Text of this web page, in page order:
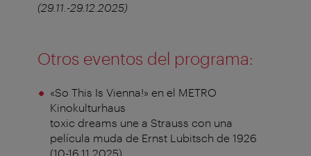
(29.11.-29.12.2025)
Otros eventos del programa:
«So This Is Vienna!» en el METRO
Kinokulturhaus
toxic dreams une a Strauss con una
película muda de Ernst Lubitsch de 1926
(10-16.11.2025)